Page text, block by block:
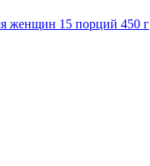
женщин 15 порций 450 г